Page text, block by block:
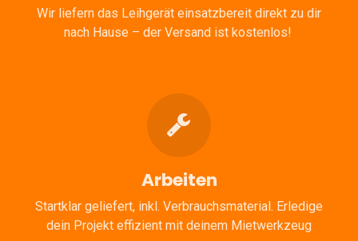
Wir liefern das Leihgerät einsatzbereit direkt zu dir
nach Hause – der Versand ist kostenlos!
Arbeiten
Startklar geliefert, inkl. Verbrauchsmaterial. Erledige
dein Projekt effizient mit deinem Mietwerkzeug